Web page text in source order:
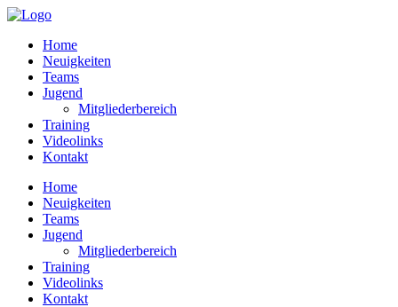
Home
Neuigkeiten
Teams
Jugend
Mitgliederbereich
Training
Videolinks
Kontakt
Home
Neuigkeiten
Teams
Jugend
Mitgliederbereich
Training
Videolinks
Kontakt